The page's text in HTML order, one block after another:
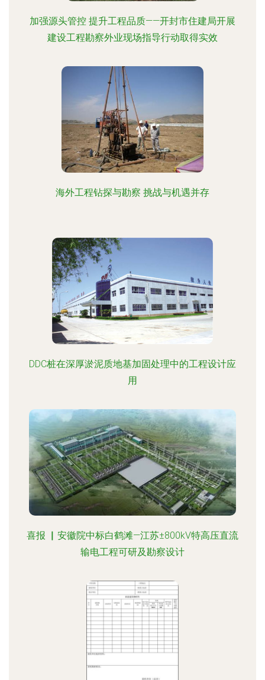
加强源头管控 提升工程品质——开封市住建局开展
建设工程勘察外业现场指导行动取得实效
海外工程钻探与勘察 挑战与机遇并存
DDC桩在深厚淤泥质地基加固处理中的工程设计应
用
喜报 ▏安徽院中标白鹤滩—江苏±800kV特高压直流
输电工程可研及勘察设计